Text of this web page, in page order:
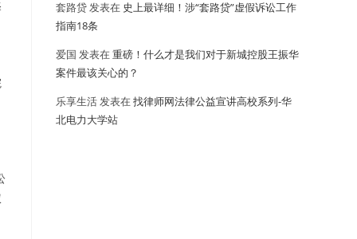
套路贷发表在 史上最详细！涉“套路贷”虚假诉讼工作
指南18条
爱国 发表在重磅！什么才是我们对于新城控股王振华
案件最该关心的？
乐享生活发表在找律师网法律公益宣讲高校系列-华
北电力大学站